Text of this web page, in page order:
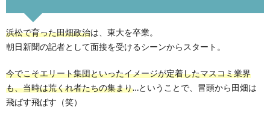
浜松で育った田畑政治は、東大を卒業。
朝日新聞の記者として面接を受けるシーンからスタート。
今でこそエリート集団といったイメージが定着したマスコミ業界
も、当時は荒くれ者たちの集まり…ということで、冒頭から田畑は
飛ばす飛ばす（笑）